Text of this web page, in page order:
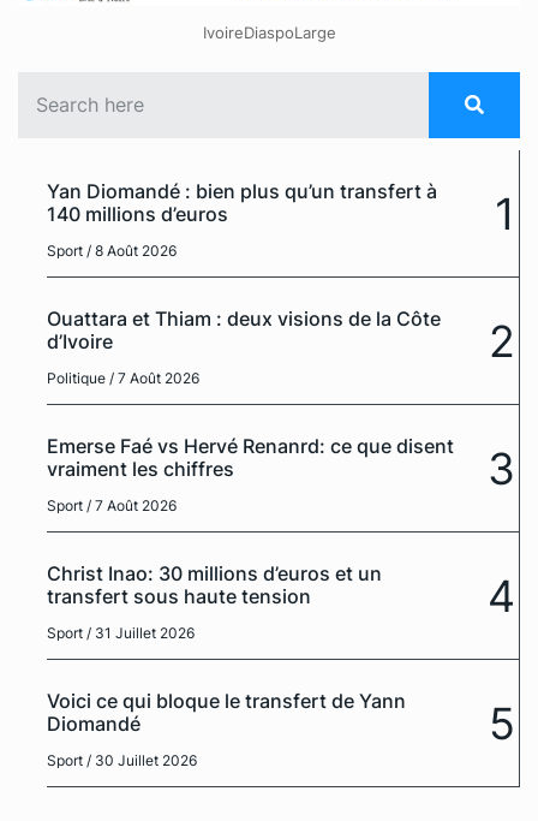
IvoireDiaspoLarge
Yan Diomandé : bien plus qu’un transfert à
140 millions d’euros
Sport / 8 Août 2026
1
Ouattara et Thiam : deux visions de la Côte
d’Ivoire
Politique / 7 Août 2026
2
Emerse Faé vs Hervé Renanrd: ce que disent
vraiment les chiffres
Sport / 7 Août 2026
3
Christ Inao: 30 millions d’euros et un
transfert sous haute tension
Sport / 31 Juillet 2026
4
Voici ce qui bloque le transfert de Yann
Diomandé
Sport / 30 Juillet 2026
5